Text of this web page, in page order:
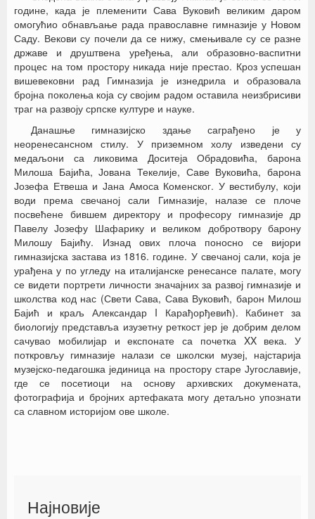
године, када је племенити Сава Вуковић великим даром
омогућио обнављање рада православне гимназије у Новом
Саду. Векови су почели да се нижу, смењивале су се разне
државе и друштвена уређења, али образовно-васпитни
процес на том простору никада није престао. Кроз успешан
вишевековни рад Гимназија је изнедрила и образовала
бројна поколења која су својим радом оставила неизбрисиви
траг на развоју српске културе и науке.
Данашње гимназијско здање саграђено је у
неоренесансном стилу. У приземном холу изведени су
медаљони са ликовима Доситеја Обрадовића, барона
Милоша Бајића, Јована Текелије, Саве Вуковића, барона
Јозефа Етвеша и Јана Амоса Коменског. У вестибулу, који
води према свечаној сали Гимназије, налазе се плоче
посвећене бившем директору и професору гимназије др
Павелу Јозефу Шафарику и великом добротвору барону
Милошу Бајићу. Изнад ових плоча поносно се вијори
гимназијска застава из 1816. године. У свечаној сали, која је
урађена у по угледу на италијанске ренесансе палате, могу
се видети портрети личности значајних за развој гимназије и
школства код нас (Свети Сава, Сава Вуковић, барон Милош
Бајић и краљ Александар I Карађорђевић). Кабинет за
биологију представља изузетну реткост јер је добрим делом
сачувао мобилијар и експонате са почетка XX века. У
поткровљу гимназије налази се школски музеј, најстарија
музејско-педагошка јединица на простору старе Југославије,
где се посетиоци на основу архивских докумената,
фотографија и бројних артефаката могу детаљно упознати
са славном историјом ове школе.
Најновије